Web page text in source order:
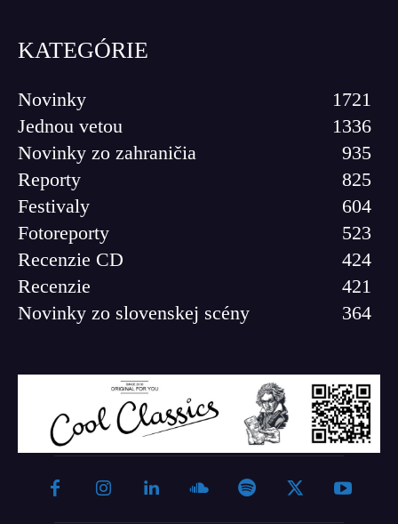
KATEGÓRIE
Novinky
1721
Jednou vetou
1336
Novinky zo zahraničia
935
Reporty
825
Festivaly
604
Fotoreporty
523
Recenzie CD
424
Recenzie
421
Novinky zo slovenskej scény
364